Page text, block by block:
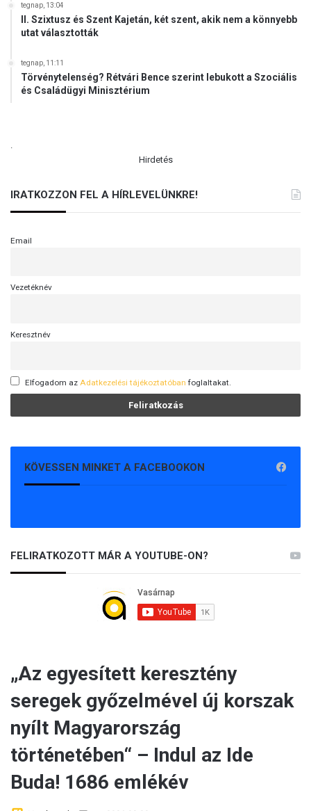
tegnap, 13:04
II. Szixtusz és Szent Kajetán, két szent, akik nem a könnyebb
utat választották
tegnap, 11:11
Törvénytelenség? Rétvári Bence szerint lebukott a Szociális
és Családügyi Minisztérium
Hirdetés
IRATKOZZON FEL A HÍRLEVELÜNKRE!
Email
Vezetéknév
Keresztnév
Elfogadom az Adatkezelési tájékoztatóban foglaltakat.
KÖVESSEN MINKET A FACEBOOKON
FELIRATKOZOTT MÁR A YOUTUBE-ON?